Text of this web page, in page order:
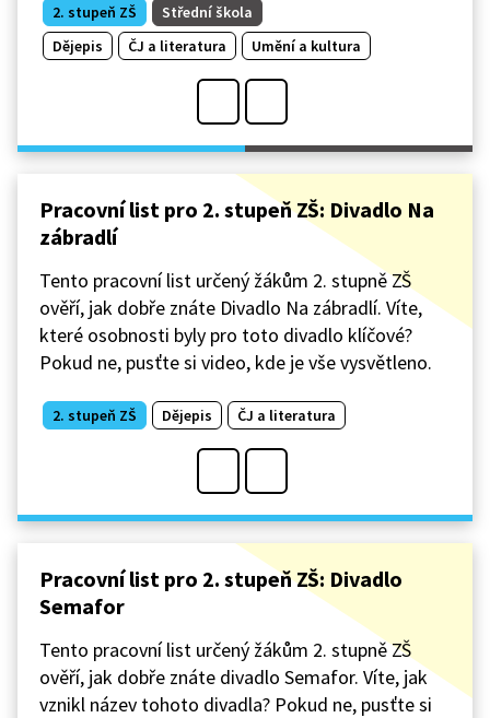
2. stupeň ZŠ
Střední škola
Dějepis
ČJ a literatura Umění a kultura
Pracovní list pro 2. stupeň ZŠ: Divadlo Na
zábradlí
Tento pracovní list určený žákům 2. stupně ZŠ
ověří, jak dobře znáte Divadlo Na zábradlí. Víte,
které osobnosti byly pro toto divadlo klíčové?
Pokud ne, pusťte si video, kde je vše vysvětleno.
2. stupeň ZŠ Dějepis ČJ a literatura
Pracovní list pro 2. stupeň ZŠ: Divadlo
Semafor
Tento pracovní list určený žákům 2. stupně ZŠ
ověří, jak dobře znáte divadlo Semafor. Víte, jak
vznikl název tohoto divadla? Pokud ne, pusťte si